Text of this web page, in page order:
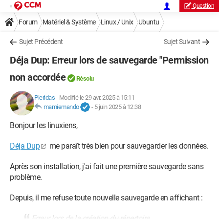
Question
Forum Matériel & Système Linux / Unix Ubuntu
Sujet Précédent Sujet Suivant
Déja Dup: Erreur lors de sauvegarde "Permission
non accordée
Résolu
Pieridas - Modifié le 29 avr. 2025 à 15:11
mamiemando
- 5 juin 2025 à 12:38
Bonjour les linuxiens,
Déja Dup me paraît très bien pour sauvegarder les données.
Après son installation, j'ai fait une première sauvegarde sans
problème.
Depuis, il me refuse toute nouvelle sauvegarde en affichant :